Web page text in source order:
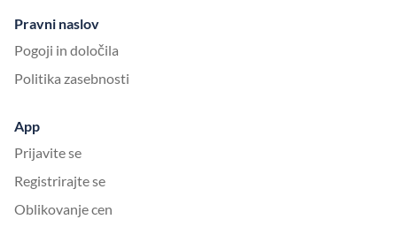
Pravni naslov
Pogoji in določila
Politika zasebnosti
App
Prijavite se
Registrirajte se
Oblikovanje cen